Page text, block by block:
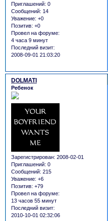
Приглашений: 0
Сообщений: 14
Уважение: +0
Позитив: +0
Провел на форуме:
4 часа 9 минут
Последний визит:
2008-09-01 21:03:20
DOLMATI
Ребенок
Зарегистрирован: 2008-02-01
Приглашений: 0
Сообщений: 215
Уважение: +6
Позитив: +79
Провел на форуме:
13 часов 55 минут
Последний визит:
2010-10-01 02:32:06